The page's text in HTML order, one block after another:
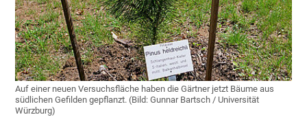
Auf einer neuen Versuchsfläche haben die Gärtner jetzt Bäume aus
südlichen Gefilden gepflanzt. (Bild: Gunnar Bartsch / Universität
Würzburg)